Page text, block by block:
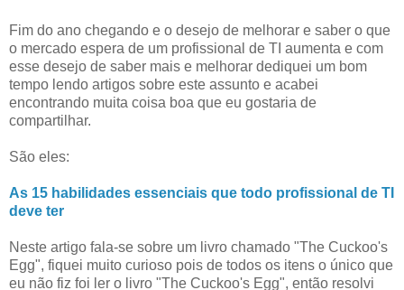
Fim do ano chegando e o desejo de melhorar e saber o que
o mercado espera de um profissional de TI aumenta e com
esse desejo de saber mais e melhorar dediquei um bom
tempo lendo artigos sobre este assunto e acabei
encontrando muita coisa boa que eu gostaria de
compartilhar.
São eles:
As 15 habilidades essenciais que todo profissional de TI
deve ter
Neste artigo fala-se sobre um livro chamado "The Cuckoo's
Egg", fiquei muito curioso pois de todos os itens o único que
eu não fiz foi ler o livro "The Cuckoo's Egg", então resolvi